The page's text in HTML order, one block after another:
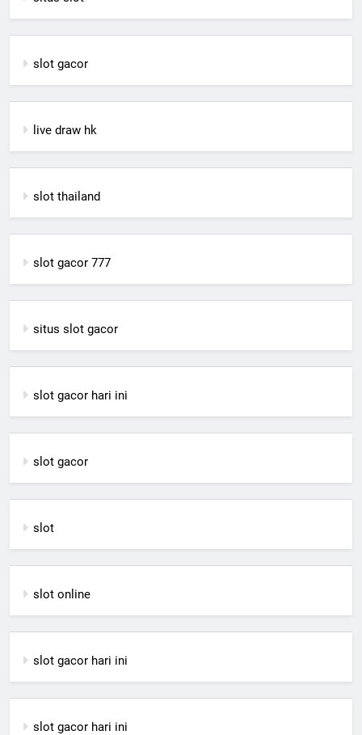
slot gacor
live draw hk
slot thailand
slot gacor 777
situs slot gacor
slot gacor hari ini
slot gacor
slot
slot online
slot gacor hari ini
slot gacor hari ini